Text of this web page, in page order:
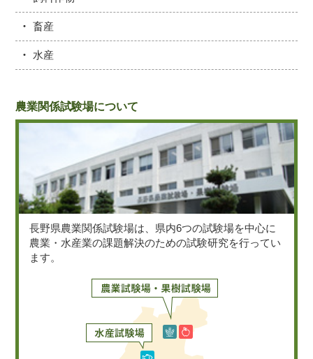
畜産
水産
農業関係試験場について
長野県農業関係試験場は、県内6つの試験場を中心に
農業・水産業の課題解決のための試験研究を行ってい
ます。